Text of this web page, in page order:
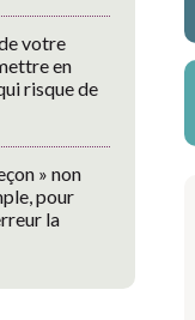
votre
en
risque de
» non
pour
la